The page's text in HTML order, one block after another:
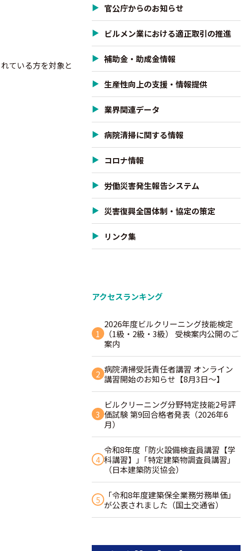
ている方を対象と
官公庁からのお知らせ
ビルメン業における適正取引の推進
補助金・助成金情報
生産性向上の支援・情報提供
業界関連データ
病院清掃に関する情報
コロナ情報
労働災害発生報告システム
災害復興全国体制・協定の策定
リンク集
アクセスランキング
1
2026年度ビルクリーニング技能検定
（1級・2級・3級） 受検案内公開のご
案内
2 病院清掃受託責任者講習 オンライン
講習開始のお知らせ【8月3日～】
3
ビルクリーニング分野特定技能2号評
価試験 第9回合格者発表（2026年6
月）
4
令和8年度「防火設備検査員講習【学
科講習】」｢特定建築物調査員講習｣
（日本建築防災協会）
5
「令和8年度建築保全業務労務単価」
が公表されました（国土交通省）